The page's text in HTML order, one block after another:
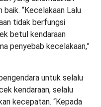
“Kecelakaan Lalu
tidak berfungsi
betul kendaraan
penyebab kecelakaan,”
untuk selalu
kendaraan, selalu
kecepatan. “Kepada